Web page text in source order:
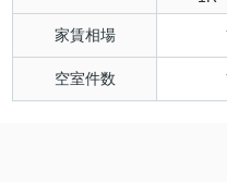
家賃相場
空室件数